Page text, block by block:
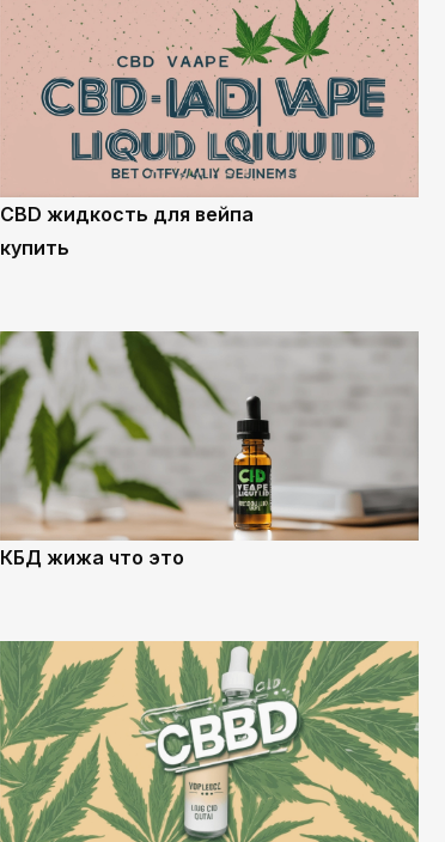
CBD жидкость для вейпа
купить
КБД жижа что это